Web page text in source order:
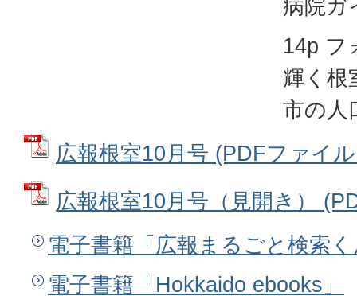
病院ガ
14p フ
輝く根
市の人
広報根室10月号 (PDFファイ
広報根室10月号（見開き）
電子書籍「広報まるごと検索
電子書籍「Hokkaido ebooks」